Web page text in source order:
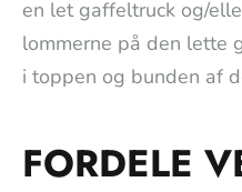
en let gaffeltruck og/
lommerne på den lette
i toppen og bunden af
FORDELE